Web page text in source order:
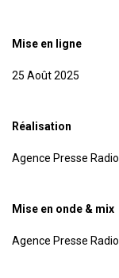
Mise en ligne
25 Août 2025
Réalisation
Agence Presse Radio
Mise en onde & mix
Agence Presse Radio